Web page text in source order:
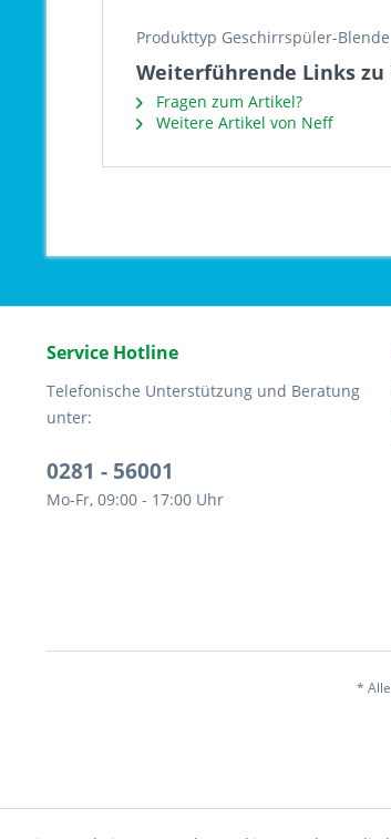
Produkttyp Geschirrspüler-Blende
Weiterführende Links zu
Fragen zum Artikel?
Weitere Artikel von Neff
Service Hotline
Telefonische Unterstützung und Beratung
unter:
0281 - 56001
Mo-Fr, 09:00 - 17:00 Uhr
*